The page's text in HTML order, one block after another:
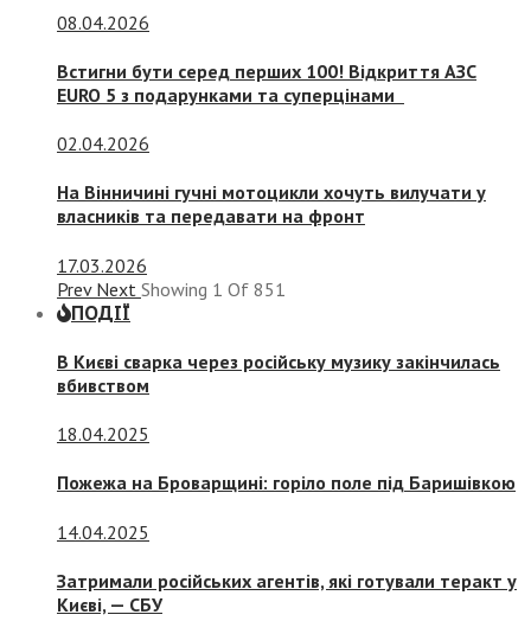
08.04.2026
Встигни бути серед перших 100! Відкриття АЗС
EURO 5 з подарунками та суперцінами
02.04.2026
На Вінничині гучні мотоцикли хочуть вилучати у
власників та передавати на фронт
17.03.2026
Prev Next Showing 1 Of 851
ПОДІЇ
В Києві сварка через російську музику закінчилась
вбивством
18.04.2025
Пожежа на Броварщині: горіло поле під Баришівкою
14.04.2025
Затримали російських агентів, які готували теракт у
Києві, — СБУ